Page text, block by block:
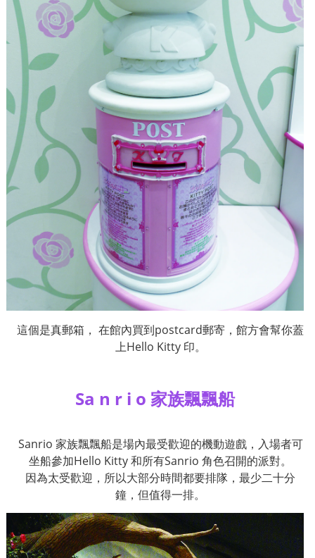
這個是真郵箱， 在館內買到postcard郵寄，館方會幫你蓋
上Hello Kitty 印。
Sa n r i o 家族飄飄船
Sanrio 家族飄飄船是場內最受歡迎的機動遊戲，入場者可
坐船參加Hello Kitty和所有Sanrio 角色召開的派對。
因為太受歡迎，所以大部分時間都要排隊，最少二十分
鐘，但值得一排。